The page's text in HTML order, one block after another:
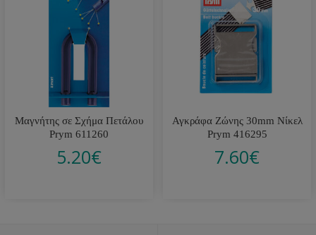
Μαγνήτης σε Σχήμα Πετάλου
Prym 611260
5.20€
Αγκράφα Ζώνης 30mm Νίκελ
Prym 416295
7.60€